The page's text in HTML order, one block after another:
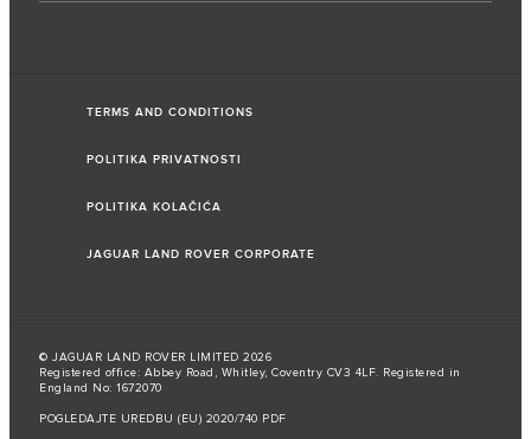
TERMS AND CONDITIONS
POLITIKA PRIVATNOSTI
POLITIKA KOLAČIĆA
JAGUAR LAND ROVER CORPORATE
© JAGUAR LAND ROVER LIMITED 2026
Registered office: Abbey Road, Whitley, Coventry CV3 4LF. Registered in
England No: 1672070
POGLEDAJTE UREDBU (EU) 2020/740 PDF